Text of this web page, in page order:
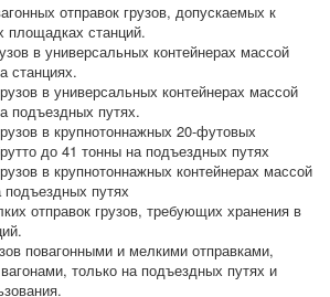
отправок грузов, допускаемых к
площадках станций.
в универсальных контейнерах массой
станциях.
в универсальных контейнерах массой
подъездных путях.
в крупнотоннажных 20-футовых
до 41 тонны на подъездных путях
в крупнотоннажных контейнерах массой
путях
отправок грузов, требующих хранения в
повагонными и мелкими отправками,
только на подъездных путях и